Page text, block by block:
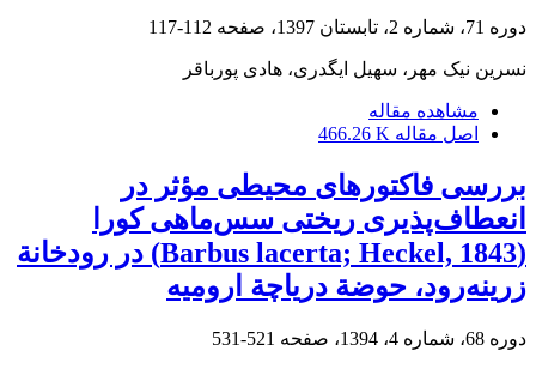
دوره 71، شماره 2، تابستان 1397، صفحه 112-117
نسرین نیک مهر، سهیل ایگدری، هادی پورباقر
مشاهده مقاله
اصل مقاله 466.26 K
بررسی فاکتورهای محیطی مؤثر در
انعطاف‌پذیری ریختی سس‌ماهی کورا
(Barbus lacerta; Heckel, 1843) در رودخانة
زرینه‌رود، حوضة دریاچة ارومیه
دوره 68، شماره 4، 1394، صفحه 521-531